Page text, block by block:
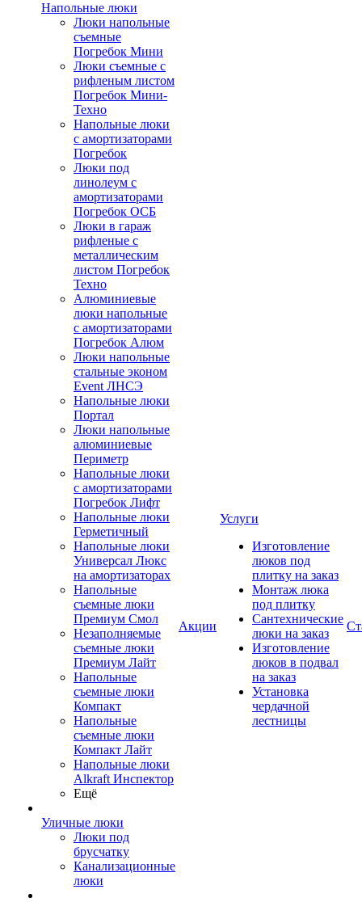
Напольные люки
Люки напольные
съемные
Погребок Мини
Люки съемные с
рифленым листом
Погребок Мини-
Техно
Напольные люки
с амортизаторами
Погребок
Люки под
линолеум с
амортизаторами
Погребок ОСБ
Люки в гараж
рифленые с
металлическим
листом Погребок
Техно
Алюминиевые
люки напольные
с амортизаторами
Погребок Алюм
Люки напольные
стальные эконом
Event ЛНСЭ
Напольные люки
Портал
Люки напольные
алюминиевые
Периметр
Напольные люки
с амортизаторами
Погребок Лифт
Напольные люки
Герметичный
Напольные люки
Универсал Люкс
на амортизаторах
Напольные
съемные люки
Премиум Смол
Незаполняемые
съемные люки
Премиум Лайт
Напольные
съемные люки
Компакт
Напольные
съемные люки
Компакт Лайт
Напольные люки
Alkraft Инспектор
Ещё
Уличные люки
Люки под
брусчатку
Канализационные
люки
Акции
Услуги
Изготовление
люков под
плитку на заказ
Монтаж люка
под плитку
Сантехнические
люки на заказ
Изготовление
люков в подвал
на заказ
Установка
чердачной
лестницы